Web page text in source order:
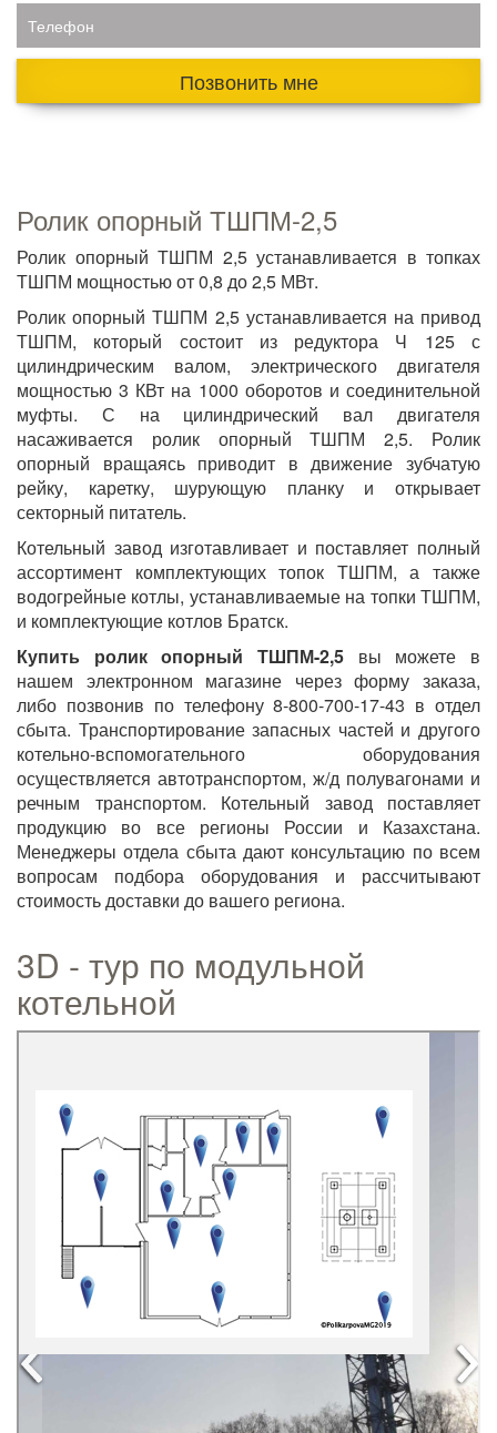
Телефон
Позвонить мне
Ролик опорный ТШПМ-2,5
Ролик опорный ТШПМ 2,5 устанавливается в топках
ТШПМ мощностью от 0,8 до 2,5 МВт.
Ролик опорный ТШПМ 2,5 устанавливается на привод
ТШПМ, который состоит из редуктора Ч 125 с
цилиндрическим валом, электрического двигателя
мощностью 3 КВт на 1000 оборотов и соединительной
муфты. С на цилиндрический вал двигателя
насаживается ролик опорный ТШПМ 2,5. Ролик
опорный вращаясь приводит в движение зубчатую
рейку, каретку, шурующую планку и открывает
секторный питатель.
Котельный завод изготавливает и поставляет полный
ассортимент комплектующих топок ТШПМ, а также
водогрейные котлы, устанавливаемые на топки ТШПМ,
и комплектующие котлов Братск.
Купить ролик опорный ТШПМ-2,5 вы можете в
нашем электронном магазине через форму заказа,
либо позвонив по телефону 8-800-700-17-43 в отдел
сбыта. Транспортирование запасных частей и другого
котельно-вспомогательного оборудования
осуществляется автотранспортом, ж/д полувагонами и
речным транспортом. Котельный завод поставляет
продукцию во все регионы России и Казахстана.
Менеджеры отдела сбыта дают консультацию по всем
вопросам подбора оборудования и рассчитывают
стоимость доставки до вашего региона.
3D - тур по модульной
котельной